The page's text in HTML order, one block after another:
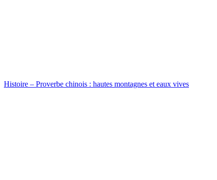
Histoire – Proverbe chinois : hautes montagnes et eaux vives